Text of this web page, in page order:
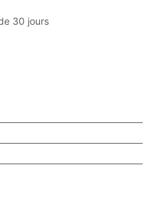
30 jours